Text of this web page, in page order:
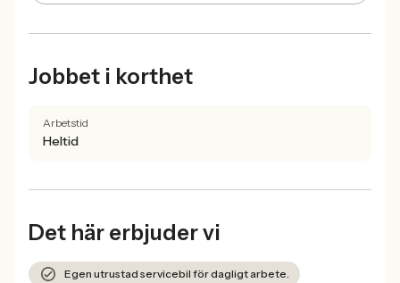
Jobbet i korthet
Arbetstid
Heltid
Det här erbjuder vi
Egen utrustad servicebil för dagligt arbete.